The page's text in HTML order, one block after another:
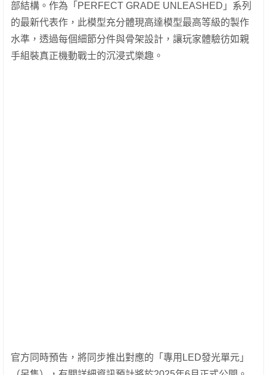
部結構。作為「PERFECT GRADE UNLEASHED」系列
的最新代表作，此模型充分體現高達模型最高等級的製作
水準，透過每個細節分件與骨架設計，讓玩家體驗彷如親
手組裝真正機動戰士的沉浸式樂趣。
官方同時預告，將同步推出對應的「專用LED發光單元」